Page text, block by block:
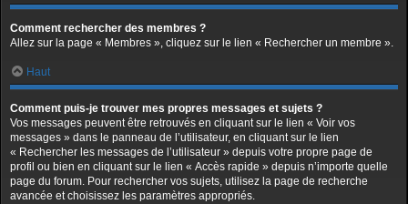
Comment rechercher des membres ?
Allez sur la page « Membres », cliquez sur le lien « Rechercher un membre ».
Haut
Comment puis-je trouver mes propres messages et sujets ?
Vos messages peuvent être retrouvés en cliquant sur le lien « Voir vos
messages » dans le panneau de l’utilisateur, en cliquant sur le lien
« Rechercher les messages de l’utilisateur » depuis votre propre page de
profil ou bien en cliquant sur le lien « Accès rapide » depuis n’importe quelle
page du forum. Pour rechercher vos sujets, utilisez la page de recherche
avancée et choisissez les paramètres appropriés.